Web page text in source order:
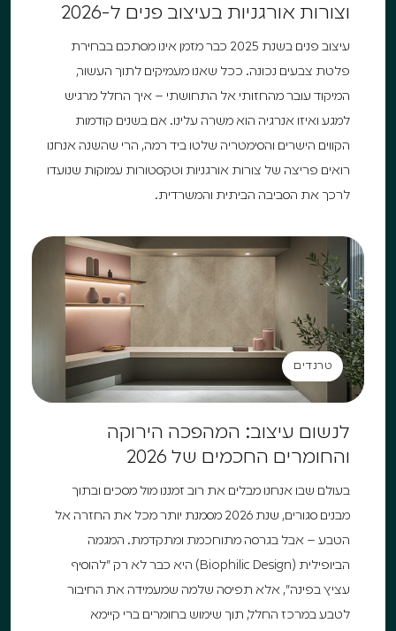
וצורות אורגניות בעיצוב פנים ל-2026
עיצוב פנים בשנת 2025 כבר מזמן אינו מסתכם בבחירת
פלטת צבעים נכונה. ככל שאנו מעמיקים לתוך העשור,
המיקוד עובר מהחזותי אל התחושתי – איך החלל מרגיש
למגע ואיזו אנרגיה הוא משרה עלינו. אם בשנים קודמות
הקווים הישרים והסימטריה שלטו ביד רמה, הרי שהשנה אנחנו
רואים פריצה של צורות אורגניות וטקסטורות עמוקות שנועדו
לרכך את הסביבה הביתית והמשרדית.
טרנדים
טרנדים
לנשום עיצוב: המהפכה הירוקה
והחומרים החכמים של 2026
בעולם שבו אנחנו מבלים את רוב זמננו מול מסכים ובתוך
מבנים סגורים, שנת 2026 מסמנת יותר מכל את החזרה אל
הטבע – אבל בגרסה מתוחכמת ומתקדמת. המגמה
הביופילית (Biophilic Design) היא כבר לא רק "להוסיף
עציץ בפינה", אלא תפיסה שלמה שמעמידה את החיבור
לטבע במרכז החלל, תוך שימוש בחומרים ברי קיימא